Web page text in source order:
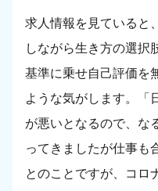
求人情報を見ていると
しながら生き方の選択
基準に乗せ自己評価を
ような気がします。「
が悪いとなるので、な
ってきましたが仕事も
とのことですが、コロ